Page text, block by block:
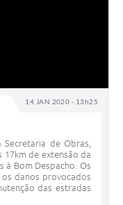
14 JAN 2020 - 13h25
de Obras,
17km de extensão da
à Bom Despacho. Os
danos provocados
das estradas